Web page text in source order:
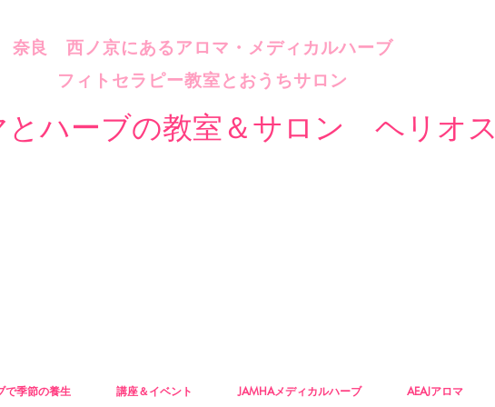
​奈良 西ノ京にあるアロマ・メディカルハーブ
フィトセラピー教室とおうちサロン
とハーブの教室＆サロン ヘリオス
で季節の養生 講座＆イベント JAMHAメディカルハーブ AEAJアロマ